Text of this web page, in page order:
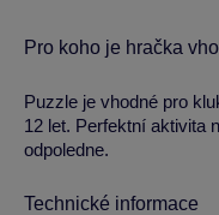
Pro koho je hračka
Puzzle je vhodné pro
12 let. Perfektní aktivita
odpoledne.
Technické informace